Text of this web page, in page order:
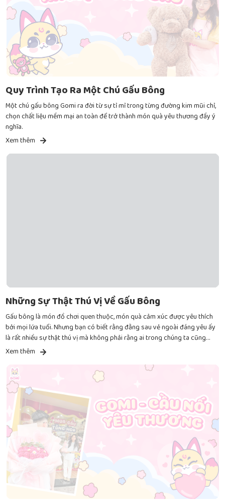
Quy Trình Tạo Ra Một Chú Gấu Bông
Một chú gấu bông Gomi ra đời từ sự tỉ mỉ trong từng đường kim mũi chỉ,
chọn chất liệu mềm mại an toàn để trở thành món quà yêu thương đầy ý
nghĩa.
Xem thêm
Những Sự Thật Thú Vị Về Gấu Bông
Gấu bông là món đồ chơi quen thuộc, món quà cảm xúc được yêu thích
bởi mọi lứa tuổi. Nhưng bạn có biết rằng đằng sau vẻ ngoài đáng yêu ấy
là rất nhiều sự thật thú vị mà không phải rằng ai trong chúng ta cũng
từng nghe qua? Từ nguồn gốc ra đời đến những kỷ lục kỳ lạ, gấu bông
luôn ẩn chứa nhiều điều bất ngờ!
Xem thêm